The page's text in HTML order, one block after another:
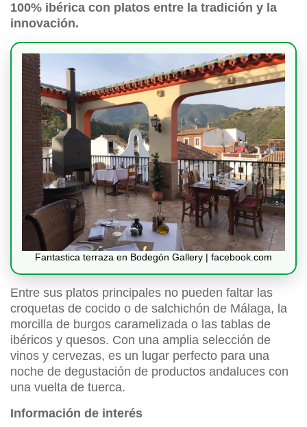
100% ibérica con platos entre la tradición y la
innovación.
Fantastica terraza en Bodegón Gallery | facebook.com
Entre sus platos principales no pueden faltar las
croquetas de cocido o de salchichón de Málaga, la
morcilla de burgos caramelizada o las tablas de
ibéricos y quesos. Con una amplia selección de
vinos y cervezas, es un lugar perfecto para una
noche de degustación de productos andaluces con
una vuelta de tuerca.
Información de interés